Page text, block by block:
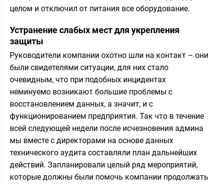
целом и отключил от питания все оборудование.
Устранение слабых мест для укрепления
защиты
Руководители компании охотно шли на контакт – они
были свидетелями ситуации, для них стало
очевидным, что при подобных инцидентах
неминуемо возникают большие проблемы с
восстановлением данных, а значит, и с
функционированием предприятия. Так что в течение
всей следующей недели после исчезновения админа
мы вместе с директорами на основе данных
технического аудита составляли план дальнейших
действий. Запланировали целый ряд мероприятий,
которые должны были помочь компании продолжать